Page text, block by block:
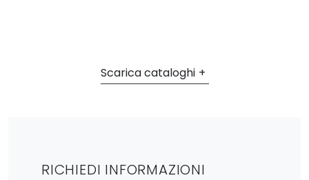
Scarica cataloghi
RICHIEDI INFORMAZIONI